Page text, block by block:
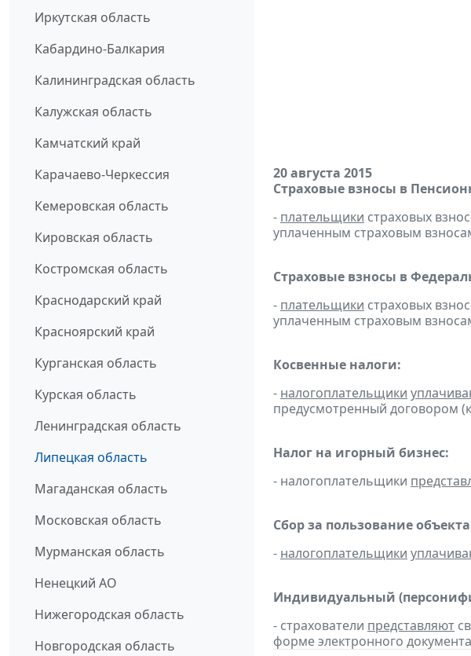
Иркутская область
Кабардино-Балкария
Калининградская область
Калужская область
Камчатский край
Карачаево-Черкессия
Кемеровская область
Кировская область
Костромская область
Краснодарский край
Красноярский край
Курганская область
Курская область
Ленинградская область
Липецкая область
Магаданская область
Московская область
Мурманская область
Ненецкий АО
Нижегородская область
Новгородская область
20 августа 2015
Страховые взносы в
- плательщики страховых
уплаченным страховым
Страховые взносы в
- плательщики страховых
уплаченным страховым
Косвенные налоги:
- налогоплательщики
предусмотренный договором
Налог на игорный бизнес:
- налогоплательщики
Сбор за пользование
- налогоплательщики
Индивидуальный
- страхователи представляют
форме электронного документа